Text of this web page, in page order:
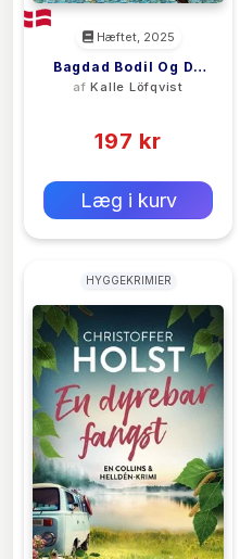
Hæftet, 2025
Bagdad Bodil Og De
Udstoppede Kæledyr
afKalle Löfqvist
197 kr
Læg i kurv
HYGGEKRIMIER